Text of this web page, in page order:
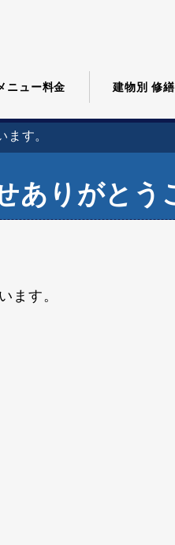
ニュー料金 建物別 修
ます。
ありがとう
ます。